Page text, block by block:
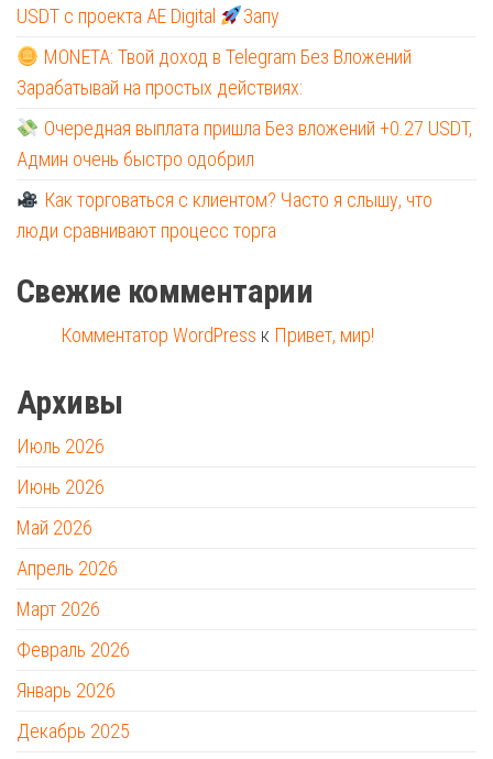
USDT с проекта AE Digital
Запу
MONETA: Твой доход в Telegram Без Вложений
Зарабатывай на простых действиях:
Очередная выплата пришла Без вложений +0.27 USDT,
Админ очень быстро одобрил
Как торговаться с клиентом? Часто я слышу, что
люди сравнивают процесс торга
Свежие комментарии
Комментатор WordPress к Привет, мир!
Архивы
Июль 2026
Июнь 2026
Май 2026
Апрель 2026
Март 2026
Февраль 2026
Январь 2026
Декабрь 2025